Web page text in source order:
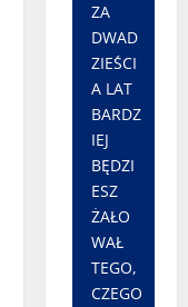
ZA
DWAD
ZIEŚCI
A LAT
BARDZ
IEJ
BĘDZI
ESZ
ŻAŁO
WAŁ
TEGO,
CZEGO